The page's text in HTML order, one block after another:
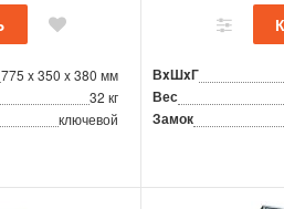
775 x 350 x 380 мм
32 кг
ключевой
ВxШxГ
Вес
Замок